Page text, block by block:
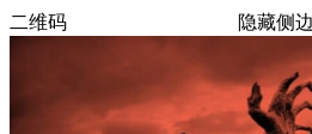
二维码 隐藏侧边